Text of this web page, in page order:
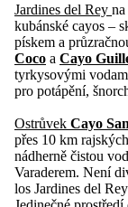
Jardines del Rey
kubánské cayos –
pískem a
Coco a Cayo
tyrkysovými
pro potápění,
Ostrůvek Cayo
přes 10 km
nádherně čistou
Varaderem. Není
los Jardines del